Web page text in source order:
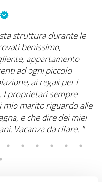
struttura durante le
benissimo,
appartamento
ad ogni piccolo
ai regali per i
I proprietari sempre
mio marito riguardo alle
e che dire dei miei
Vacanza da rifare. "